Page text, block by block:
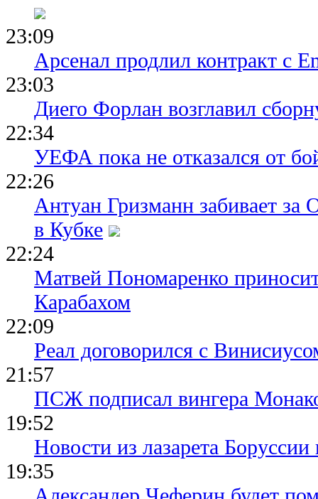
23:09
Арсенал продлил контракт с
23:03
Диего Форлан возглавил
22:34
УЕФА пока не отказался от
22:26
Антуан Гризманн забивает за
в Кубке
22:24
Матвей Пономаренко
Карабахом
22:09
Реал договорился с
21:57
ПСЖ подписал вингера
19:52
Новости из лазарета
19:35